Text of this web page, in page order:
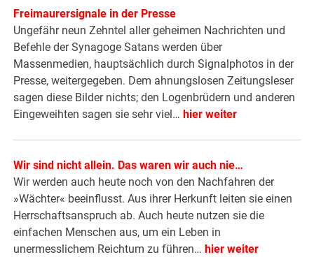
Freimaurersignale in der Presse
Ungefähr neun Zehntel aller geheimen Nachrichten und
Befehle der Synagoge Satans werden über
Massenmedien, hauptsächlich durch Signalphotos in der
Presse, weitergegeben. Dem ahnungslosen Zeitungsleser
sagen diese Bilder nichts; den Logenbrüdern und anderen
Eingeweihten sagen sie sehr viel… hier weiter
Wir sind nicht allein. Das waren wir auch nie…
Wir werden auch heute noch von den Nachfahren der
»Wächter« beeinflusst. Aus ihrer Herkunft leiten sie einen
Herrschaftsanspruch ab. Auch heute nutzen sie die
einfachen Menschen aus, um ein Leben in
unermesslichem Reichtum zu führen… hier weiter